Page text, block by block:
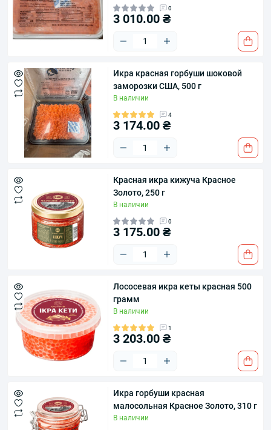
0
3 010.00 ₴
Икра красная горбуши шоковой
заморозки США, 500 г
В наличии
4
3 174.00 ₴
Красная икра кижуча Красное
Золото, 250 г
В наличии
0
3 175.00 ₴
Лососевая икра кеты красная 500
грамм
В наличии
1
3 203.00 ₴
Икра горбуши красная
малосольная Красное Золото, 310 г
В наличии